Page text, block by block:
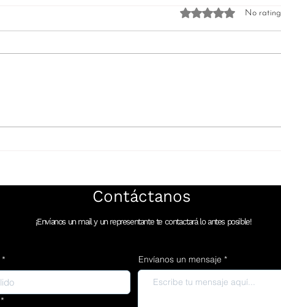
medicina estética en Chile?
Rated 0 out of 5
No
Contáctanos
¡Envíanos un mail y un representante te contactará lo antes posible!
Envíanos un mensaje